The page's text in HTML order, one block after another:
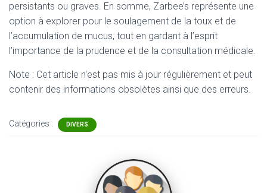
persistants ou graves. En somme, Zarbee’s représente une
option à explorer pour le soulagement de la toux et de
l’accumulation de mucus, tout en gardant à l’esprit
l’importance de la prudence et de la consultation médicale.
Note : Cet article n'est pas mis à jour régulièrement et peut
contenir des informations obsolètes ainsi que des erreurs.
Catégories : DIVERS